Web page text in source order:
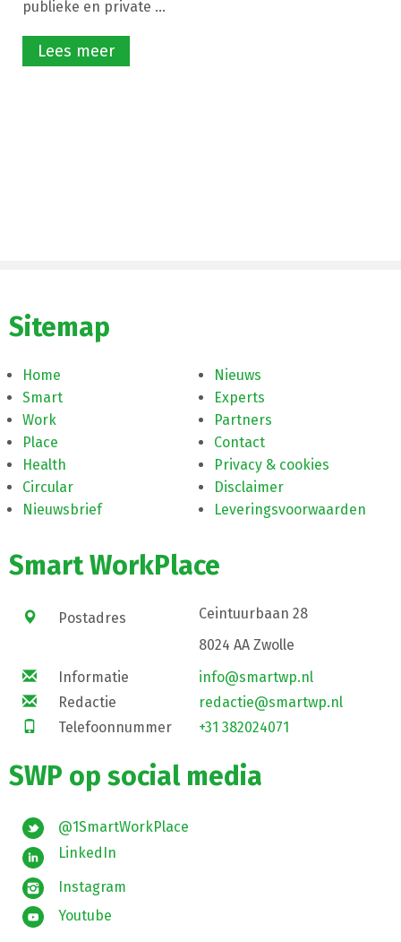
publieke en private ...
Lees meer
Sitemap
Home
Smart
Work
Place
Health
Circular
Nieuwsbrief
Nieuws
Experts
Partners
Contact
Privacy & cookies
Disclaimer
Leveringsvoorwaarden
Smart WorkPlace
Postadres
Ceintuurbaan 28
8024 AA Zwolle
Informatie
info@smartwp.nl
Redactie
redactie@smartwp.nl
Telefoonnummer
+31 382024071
SWP op social media
@1SmartWorkPlace
LinkedIn
Instagram
Youtube